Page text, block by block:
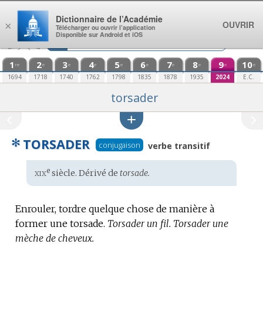
Aller au contenu
1 re
1694
2e
1718
3e
1740
4e
1762
5e
1798
6e
1835
7e
1878
8e
1935
9e
2024
10e
E.C.
torsader
✻ TORSADER conjugaison verbe transitif
Étymologie
:
xixesiècle. Dérivé de torsade.
Enrouler, tordre quelque chose de manière à
former une torsade. Torsader un fil. Torsader une
mèche de cheveux.
×
Dictionnaire de l’Académie
Télécharger ou ouvrir l’application
Disponible sur Android et iOS
OUVRIR